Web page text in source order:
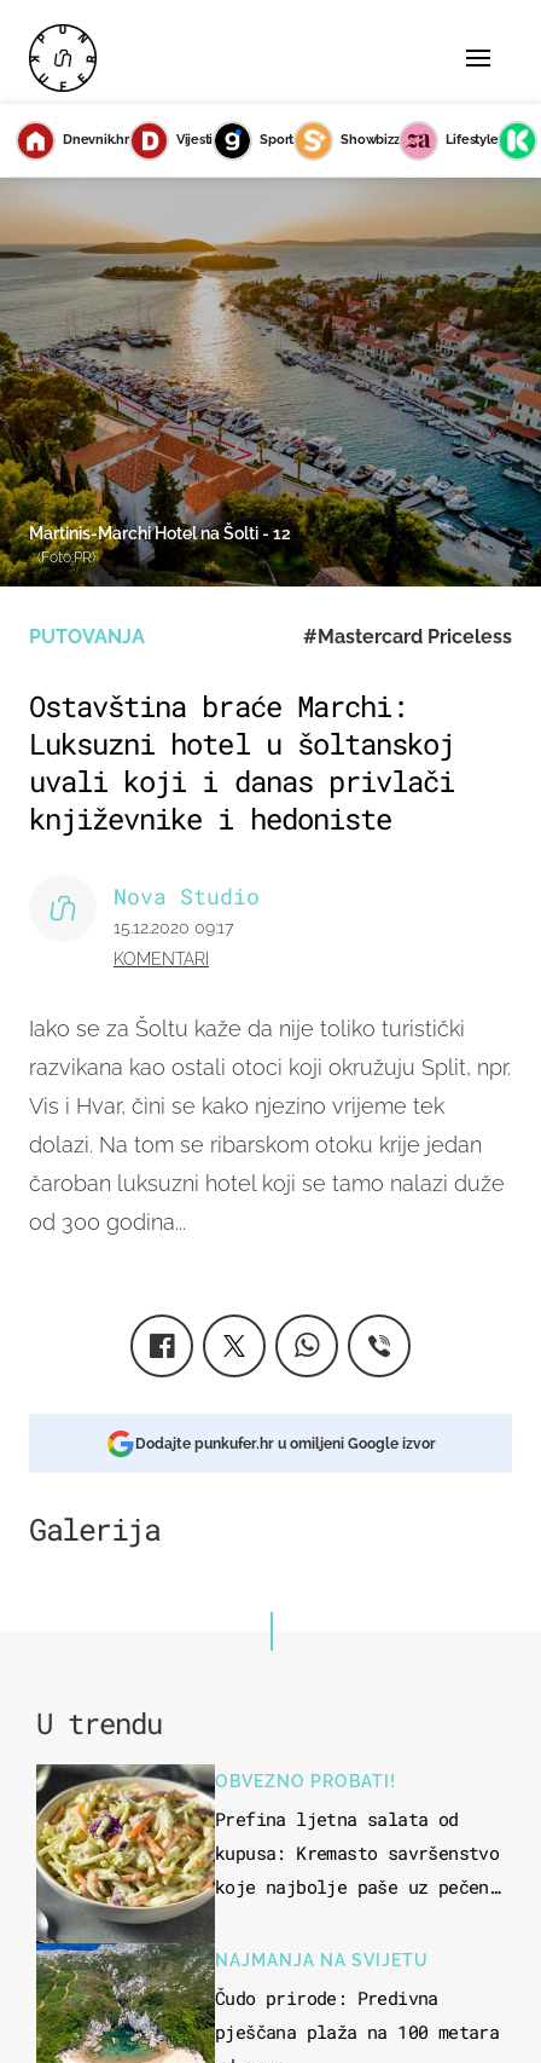
Dnevnik.hr Vijesti Sport Showbizz Lifestyle
PUTOVANJA #Mastercard Priceless
Ostavština braće Marchi:
Luksuzni hotel u šoltanskoj
uvali koji i danas privlači
književnike i hedoniste
Iako se za Šoltu kaže da nije toliko turistički
razvikana kao ostali otoci koji okružuju Split, npr.
Vis i Hvar, čini se kako njezino vrijeme tek
dolazi. Na tom se ribarskom otoku krije jedan
čaroban luksuzni hotel koji se tamo nalazi duže
od 300 godina...
Nova Studio
15.12.2020 09:17
KOMENTARI
Martinis-Marchi Hotel na Šolti - 12
(Foto:PR)
Dodajte punkufer.hr u omiljeni Google izvor
Galerija
U trendu
OBVEZNO PROBATI!
Prefina ljetna salata od
kupusa: Kremasto savršenstvo
koje najbolje paše uz pečeno
NAJMANJA NA SVIJETU
Čudo prirode: Predivna
pješčana plaža na 100 metara